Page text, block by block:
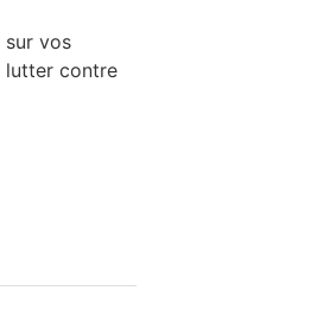
sur vos
lutter contre